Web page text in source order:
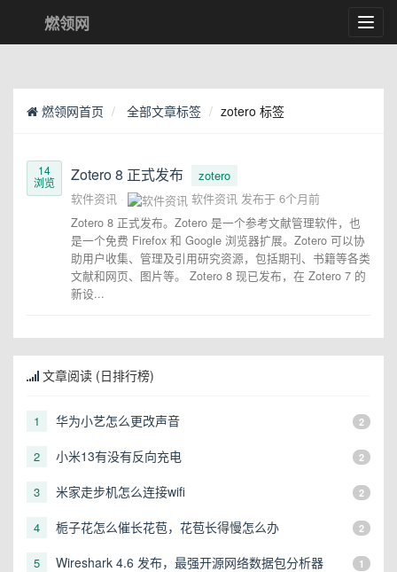
燃领网
燃领网首页 全部文章标签 zotero 标签
14
浏览
Zotero 8 正式发布
zotero
软件资讯
软件资讯 发布于 6个月前
Zotero 8 正式发布。Zotero 是一个参考文献管理软件，也
是一个免费 Firefox 和 Google 浏览器扩展。Zotero 可以协
助用户收集、管理及引用研究资源，包括期刊、书籍等各类
文献和网页、图片等。 Zotero 8 现已发布，在 Zotero 7 的
新设...
文章阅读 (日排行榜)
1 华为小艺怎么更改声音 2
2 小米13有没有反向充电 2
3 米家走步机怎么连接wifi 2
4 栀子花怎么催长花苞，花苞长得慢怎么办 2
5 Wireshark 4.6 发布，最强开源网络数据包分析器 1